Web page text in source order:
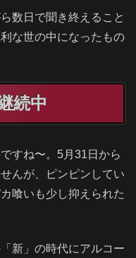
数日で聞き終えること
な世の中になったもの
続中
すね〜。5月31日から
んが、ピンピンしてい
喰いも少し抑えられた
新」の時代にアルコー